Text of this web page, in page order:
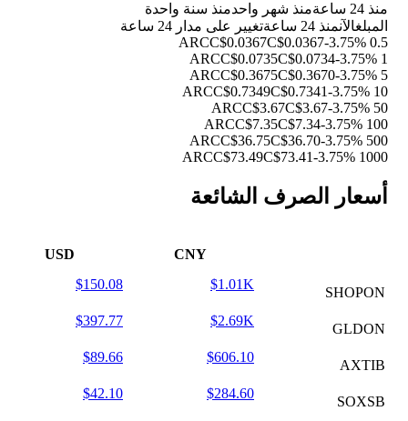
منذ 24 ساعة منذ شهر واحدمنذ سنة واحدة
المبلغالآنمنذ 24 ساعة
تغيير على مدار 24 ساعة
0.5 ARC
C$0.0367C$0.0367-3.75%
1 ARC
C$0.0735C$0.0734-3.75%
5 ARC
C$0.3675C$0.3670-3.75%
10 ARC
C$0.7349C$0.7341-3.75%
50 ARC
C$3.67C$3.67-3.75%
100 ARC
C$7.35C$7.34-3.75%
500 ARC
C$36.75C$36.70-3.75%
1000 ARC
C$73.49C$73.41-3.75%
أسعار الصرف الشائعة
CNY
USD
SHOPON
$1.01K
$150.08
GLDON
$2.69K
$397.77
AXTIB
$606.10
$89.66
SOXSB
$284.60
$42.10